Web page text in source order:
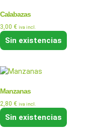
Calabazas
3,00 € iva incl.
Sin existencias
Manzanas
2,80 € iva incl.
Sin existencias